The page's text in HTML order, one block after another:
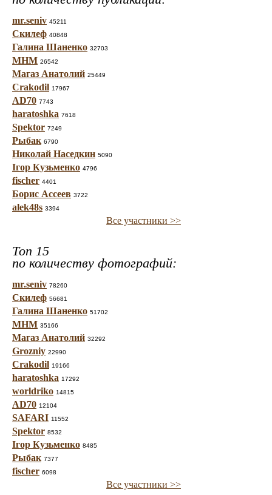
mr.seniv 45211
Скилеф 40848
Галина Шаненко 32703
МНМ 26542
Магаз Анатолий 25449
Crakodil 17967
AD70 7743
haratoshka 7618
Spektor 7249
Рыбак 6790
Николай Наседкин 5090
Ігор Кузьменко 4796
fischer 4401
Борис Ассеев 3722
alek48s 3394
Все участники >>
Топ 15
по количеству фотографий:
mr.seniv 78260
Скилеф 56681
Галина Шаненко 51702
МНМ 35166
Магаз Анатолий 32292
Grozniy 22990
Crakodil 19166
haratoshka 17292
worldriko 14815
AD70 12104
SAFARI 11552
Spektor 8532
Ігор Кузьменко 8485
Рыбак 7377
fischer 6098
Все участники >>